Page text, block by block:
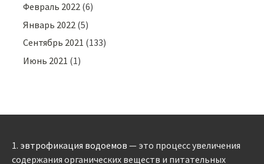
Февраль 2022 (6)
Январь 2022 (5)
Сентябрь 2021 (133)
Июнь 2021 (1)
1. эвтрофикация водоемов — это процесс увеличения
содержания органических веществ и питательных